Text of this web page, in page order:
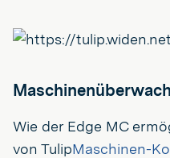
Wie der Edge MC
von TulipMaschinen-